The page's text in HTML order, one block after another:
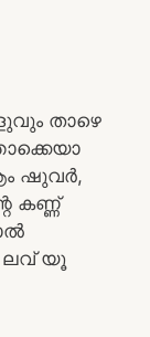
താഴെ
ഷുവർ,
കണ്ണ്
ലവ് യൂ